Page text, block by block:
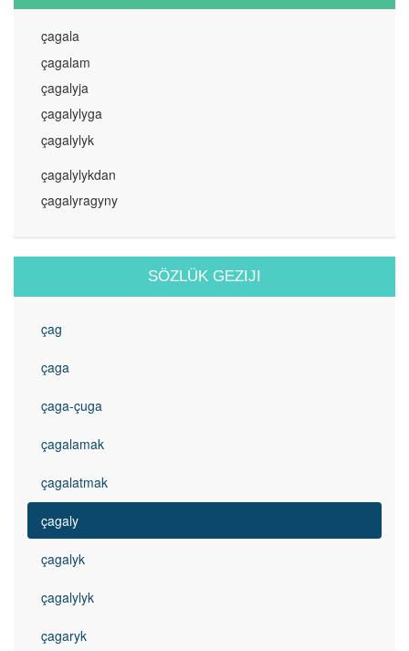
çagala
çagalam
çagalyja
çagalylyga
çagalylyk
çagalylykdan
çagalyragyny
SÖZLÜK GEZIJI
çag
çaga
çaga-çuga
çagalamak
çagalatmak
çagaly
çagalyk
çagalylyk
çagaryk